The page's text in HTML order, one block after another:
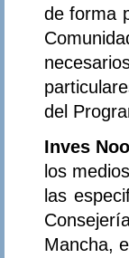
de forma
del
Inves
los
las
Mancha,